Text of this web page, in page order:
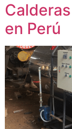
en Perú